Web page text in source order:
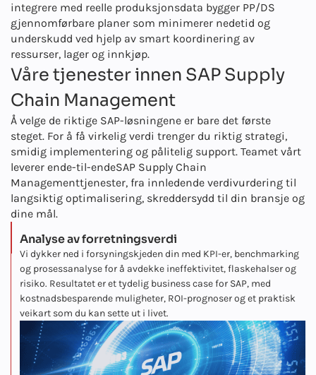
integrere med reelle produksjonsdata bygger PP/DS
gjennomførbare planer som minimerer nedetid og
underskudd ved hjelp av smart koordinering av
ressurser, lager og innkjøp.
Våre tjenester innen SAP Supply
Chain Management
Å velge de riktige SAP-løsningene er bare det første
steget. For å få virkelig verdi trenger du riktig strategi,
smidig implementering og pålitelig support. Teamet vårt
leverer ende-til-endeSAP Supply Chain
Managementtjenester, fra innledende verdivurdering til
langsiktig optimalisering, skreddersydd til din bransje og
dine mål.
Analyse av forretningsverdi
Vi dykker ned i forsyningskjeden din med KPI-er, benchmarking
og prosessanalyse for å avdekke ineffektivitet, flaskehalser og
risiko. Resultatet er et tydelig business case for SAP, med
kostnadsbesparende muligheter, ROI-prognoser og et praktisk
veikart som du kan sette ut i livet.